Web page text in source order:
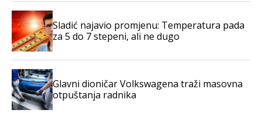
Sladić najavio promjenu: Temperatura pada
za 5 do 7 stepeni, ali ne dugo
Glavni dioničar Volkswagena traži masovna
otpuštanja radnika